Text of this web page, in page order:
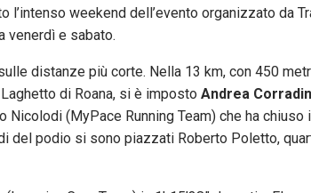
weekend dell’evento organizzato da
venerdì e sabato.
distanze più corte. Nella 13 km, con 450
di Roana, si è imposto Andrea Corradin
(MyPace Running Team) che ha chiuso
del podio si sono piazzati Roberto Poletto,